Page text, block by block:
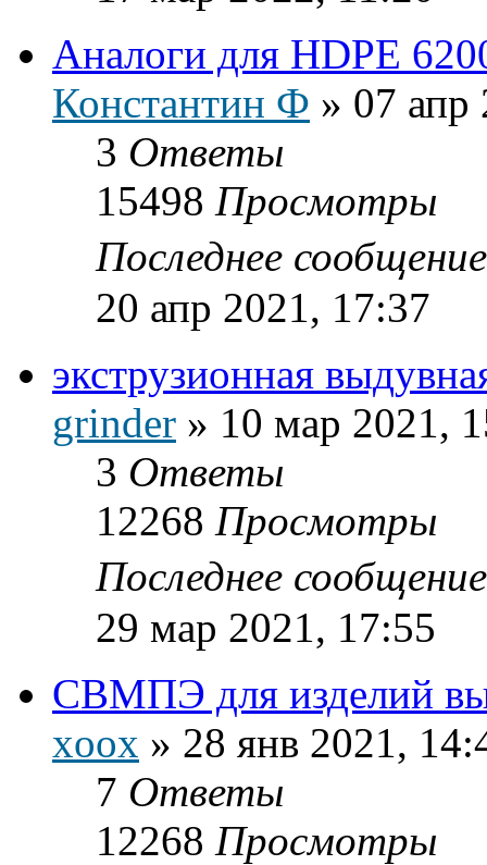
Аналоги для HDPE
Константин Ф » 07 апр
3 Ответы
15498 Просмотры
Последнее
20 апр 2021, 17:37
экструзионная
grinder » 10 мар 2021,
3 Ответы
12268 Просмотры
Последнее
29 мар 2021, 17:55
СВМПЭ для изделий
xoox » 28 янв 2021,
7 Ответы
12268 Просмотры